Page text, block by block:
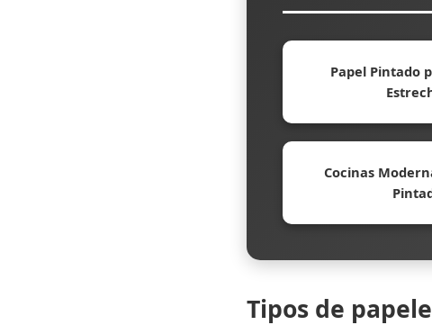
Papel Pintado
Cocinas
Tipos de